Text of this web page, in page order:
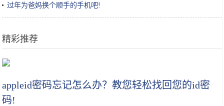
过年为爸妈换个顺手的手机吧!
精彩推荐
appleid密码忘记怎么办？教您轻松找回您的id密
码!